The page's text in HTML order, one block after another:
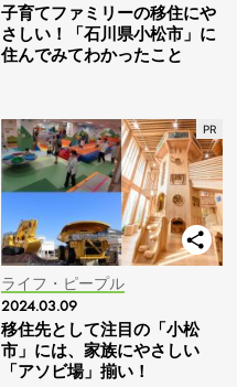
子育てファミリーの移住にや
さしい！「石川県小松市」に
住んでみてわかったこと
ライフ・ピープル
2024.03.09
移住先として注目の「小松
市」には、家族にやさしい
「アソビ場」揃い！